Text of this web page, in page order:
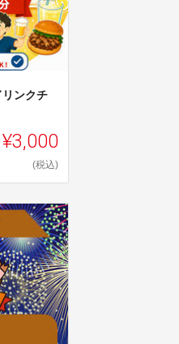
リンクチ
¥3,000
(税込)